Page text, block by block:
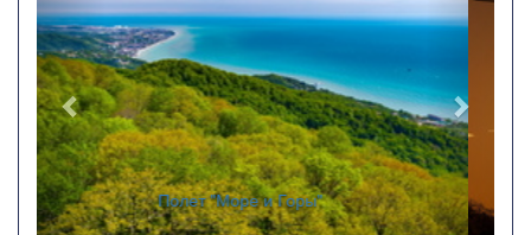
"Полет на закате"